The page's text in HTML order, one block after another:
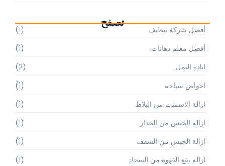
تصفح
أفضل شركة تنظيف
(1)
أفضل معلم دهانات
(1)
ابادة النمل
(2)
احواض سباحة
(1)
ازالة الاسمنت من البلاط
(1)
ازالة الجبس من الجدار
(1)
ازالة الجبس من السقف
(1)
ازالة بقع القهوه من السجاد
(1)